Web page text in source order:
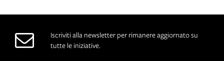
Iscriviti alla newsletter per rimanere aggiornato su
tutte le iniziative.